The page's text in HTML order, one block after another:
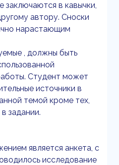
заключаются в кавычки,
автору. Сноски
нарастающим
, должны быть
Студент может
источники в
темой кроме тех,
задании.
является анкета, с
исследование